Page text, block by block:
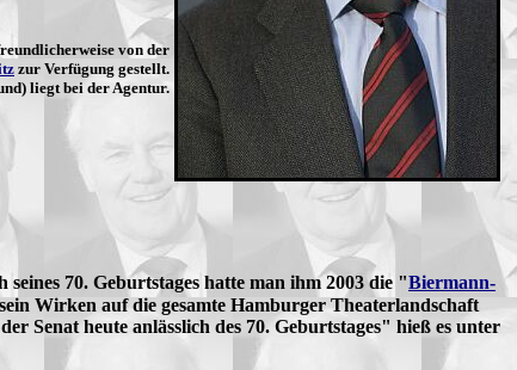
von der
zur Verfügung gestellt.
liegt bei der Agentur.
seines 70. Geburtstages hatte man ihm 2003 die "Biermann-
Wirken auf die gesamte Hamburger Theaterlandschaft
Senat heute anlässlich des 70. Geburtstages" hieß es unter